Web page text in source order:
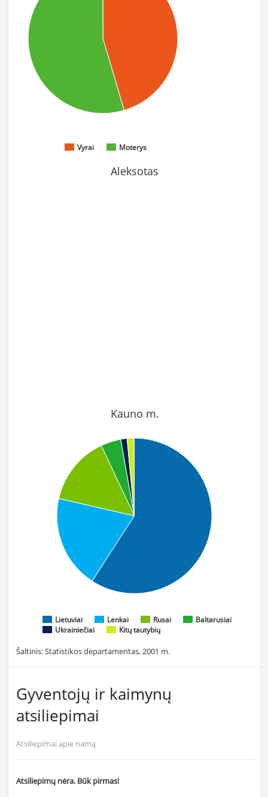
Vyrai Moterys
Aleksotas
Kauno m.
Lietuviai Lenkai Rusai
Baltarusiai
Ukrainiečiai
Kitų tautybių
Šaltinis: Statistikos departamentas, 2001 m.
Gyventojų ir kaimynų
atsiliepimai
Atsiliepimai apie namą
Atsiliepimų nėra. Būk pirmas!